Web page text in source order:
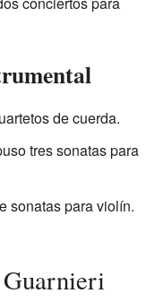
de cuerda.
tres sonatas para
sonatas para violín.